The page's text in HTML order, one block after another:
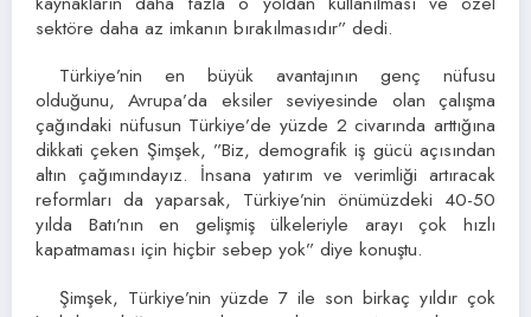
sektöre daha az imkanın bırakılmasıdır” dedi.
Türkiye’nin en büyük avantajının genç nüfusu
olduğunu, Avrupa’da eksiler seviyesinde olan çalışma
çağındaki nüfusun Türkiye’de yüzde 2 civarında arttığına
dikkati çeken Şimşek, ”Biz, demografik iş gücü açısından
altın çağımındayız. İnsana yatırım ve verimliği artıracak
reformları da yaparsak, Türkiye’nin önümüzdeki 40-50
yılda Batı’nın en gelişmiş ülkeleriyle arayı çok hızlı
kapatmaması için hiçbir sebep yok” diye konuştu.
Şimşek, Türkiye’nin yüzde 7 ile son birkaç yıldır çok